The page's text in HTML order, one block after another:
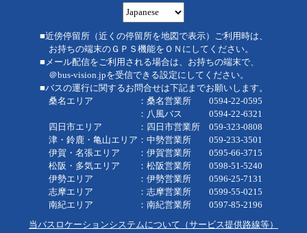
■近傍停留所（近くの停留所を地図で表示）ご利用時は、
お持ちの端末のＧＰＳ機能をＯＮにしてください。
■メール配信をご利用される場合は、お持ちの端末で、
＠bus-vision.jpを受信できる設定にしてください。
■バスの運行に関するお問合せは下記までお願いします。
桑名エリア ：桑名営業所 0594-22-0595
：八風バス 0594-22-6321
四日市エリア ：四日市営業所 059-323-0808
津・鈴鹿・亀山エリア：中勢営業所 059-233-3501
伊賀・名張エリア ：伊賀営業所 0595-66-3715
松阪・多気エリア ：松阪営業所 0598-51-5240
伊勢エリア ：伊勢営業所 0596-25-7131
志摩エリア ：志摩営業所 0599-55-0215
南紀エリア ：南紀営業所 0597-85-2196
当バスロケーションシステムについて（サービス提供路線等）